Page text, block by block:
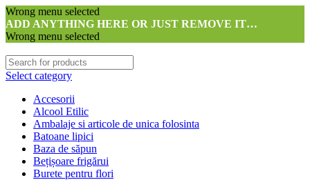
Wrong menu selected
ADD ANYTHING HERE OR JUST REMOVE IT…
Wrong menu selected
Select category
Accesorii
Alcool Etilic
Ambalaje si articole de unica folosinta
Batoane lipici
Baza de săpun
Bețișoare frigărui
Burete pentru flori